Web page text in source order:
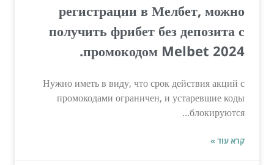
регистрации в Мелбет, можно
получить фрибет без депозита с
промокодом Melbet 2024.
Нужно иметь в виду, что срок действия акций с
промокодами ограничен, и устаревшие коды
блокируются...
קרא עוד »